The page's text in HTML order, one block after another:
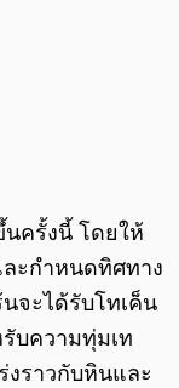
นครั้งนี้ โดยให้
ะกำหนดทิศทาง
จะได้รับโทเค็น
บความทุ่มเท
งราวกับหินและ